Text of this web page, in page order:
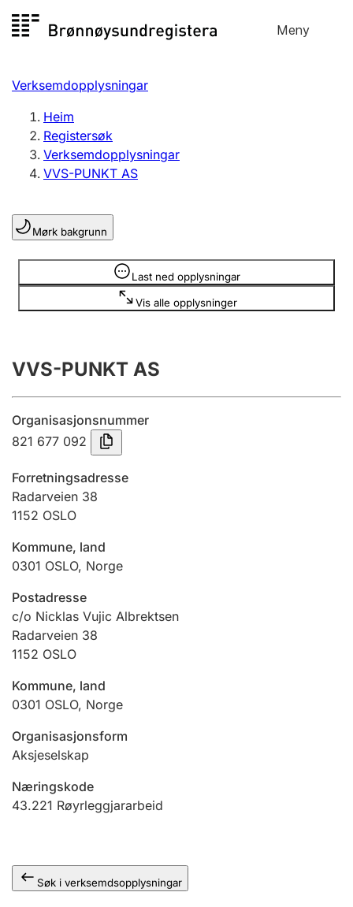
til
Meny
Registersøk
Aksjeselskap
Enkeltpersonføretak
Registrere, endre, slette
Lag og foreining
Registrere, endre, slette
Årsrekneskap
Innsending og forseinkingsgebyr
Tinglysing
Jeger
Ektepaktrettleiaren
Andre tema
Verksemdopplysningar
Heim
Registersøk
Verksemdopplysningar
VVS-PUNKT AS
Mørk bakgrunn
Last ned opplysningar
Vis alle opplysninger
Opplysninger er skjult
VVS-PUNKT AS
Organisasjonsnummer
821 677 092
Forretningsadresse
Radarveien 38
1152 OSLO
Kommune, land
0301 OSLO, Norge
Postadresse
c/o Nicklas Vujic Albrektsen
Radarveien 38
1152 OSLO
Kommune, land
0301 OSLO, Norge
Organisasjonsform
Aksjeselskap
Næringskode
43.221 Røyrleggjararbeid
Søk i verksemdsopplysningar